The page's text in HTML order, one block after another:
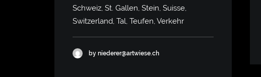
Schweiz, St. Gallen, Stein, Suisse,
Switzerland, Tal, Teufen, Verkehr
by niederer@artwiese.ch